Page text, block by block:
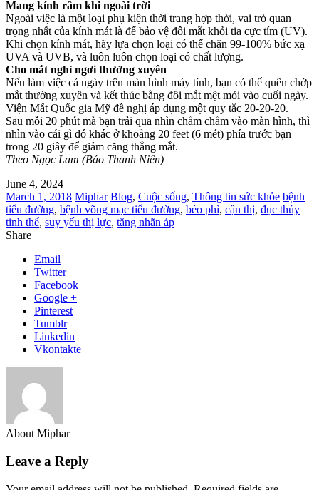
Mang kính râm khi ngoài trời
Ngoài việc là một loại phụ kiện thời trang hợp thời, vai trò quan
trọng nhất của kính mát là để bảo vệ đôi mắt khỏi tia cực tím (UV).
Khi chọn kính mát, hãy lựa chọn loại có thể chặn 99-100% bức xạ
UVA và UVB, và luôn luôn chọn loại có chất lượng.
Cho mắt nghỉ ngơi thường xuyên
Nếu làm việc cả ngày trên màn hình máy tính, bạn có thể quên chớp
mắt thường xuyên và kết thúc bằng đôi mắt mệt mỏi vào cuối ngày.
Viện Mắt Quốc gia Mỹ đề nghị áp dụng một quy tắc 20-20-20.
Sau mỗi 20 phút mà bạn trải qua nhìn chằm chằm vào màn hình, thì
nhìn vào cái gì đó khác ở khoảng 20 feet (6 mét) phía trước bạn
trong 20 giây để giảm căng thẳng mắt.
Theo Ngọc Lam (Báo Thanh Niên)
June 4, 2024
March 1, 2018 Miphar Blog, Cuộc sống, Thông tin sức khỏe bệnh
tiểu đường, bệnh võng mạc tiểu đường, béo phì, cận thị, đục thủy
tinh thể, suy yếu thị lực, tăng nhãn áp
Share
Email
Twitter
Facebook
Google +
Pinterest
Tumblr
Linkedin
Vkontakte
About Miphar
Leave a Reply